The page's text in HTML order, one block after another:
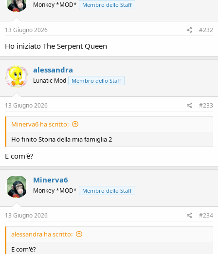
Monkey *MOD* Membro dello Staff
13 Giugno 2026 #232
Ho iniziato The Serpent Queen
alessandra
Lunatic Mod Membro dello Staff
13 Giugno 2026 #233
Minerva6 ha scritto:
Ho finito Storia della mia famiglia 2
E com'è?
Minerva6
Monkey *MOD* Membro dello Staff
13 Giugno 2026 #234
alessandra ha scritto:
E com'è?